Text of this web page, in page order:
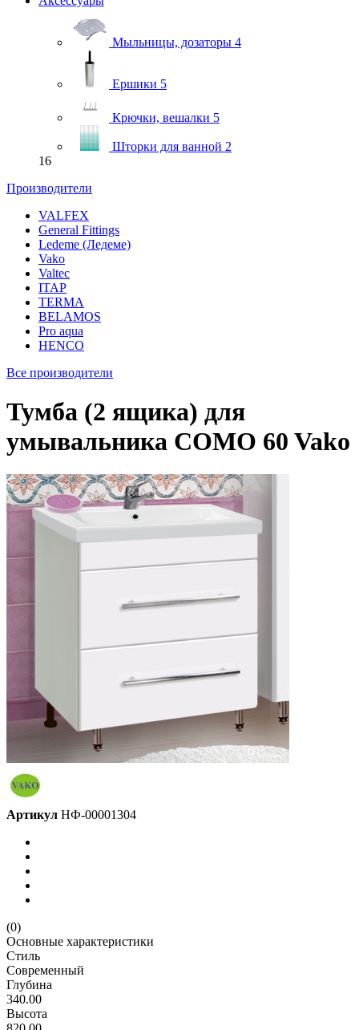
Мыльницы, дозаторы 4
Ершики 5
Крючки, вешалки 5
Шторки для ванной 2
16
Производители
VALFEX
General Fittings
Ledeme (Ледеме)
Vako
Valtec
ITAP
TERMA
BELAMOS
Pro aqua
HENCO
Все производители
Тумба (2 ящика) для
умывальника COMO 60 Vako
Артикул НФ-00001304
(0)
Основные характеристики
Стиль
Современный
Глубина
340.00
Высота